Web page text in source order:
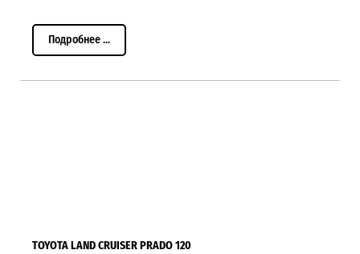
Подробнее ...
TOYOTA LAND CRUISER PRADO 120